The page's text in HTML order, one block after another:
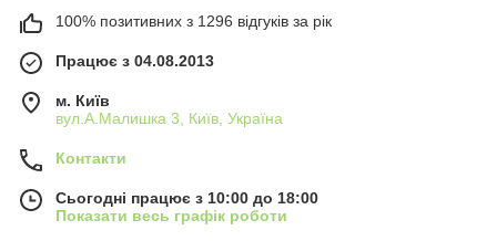
100% позитивних з 1296 відгуків за рік
Працює з 04.08.2013
м. Київ
вул.А.Малишка 3, Київ, Україна
Контакти
Сьогодні працює з 10:00 до 18:00
Показати весь графік роботи